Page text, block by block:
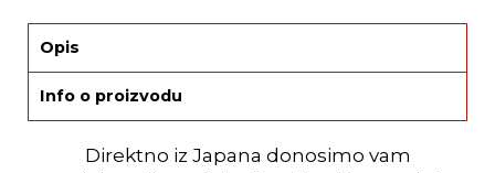
Opis
Info o proizvodu
Direktno iz Japana donosimo vam